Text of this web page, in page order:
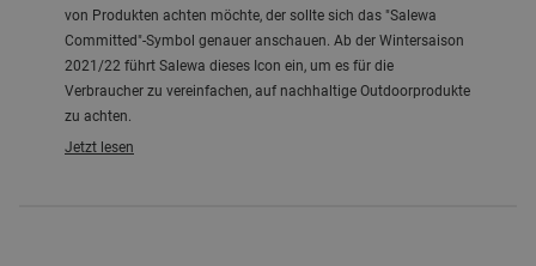
von Produkten achten möchte, der sollte sich das "Salewa
Committed"-Symbol genauer anschauen. Ab der Wintersaison
2021/22 führt Salewa dieses Icon ein, um es für die
Verbraucher zu vereinfachen, auf nachhaltige Outdoorprodukte
zu achten.
Jetzt lesen